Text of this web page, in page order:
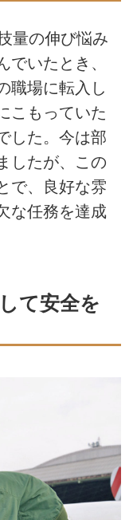
量の伸び悩み
でいたとき、
職場に転入し
こもっていた
した。今は部
したが、この
で、良好な雰
な任務を達成
て安全を